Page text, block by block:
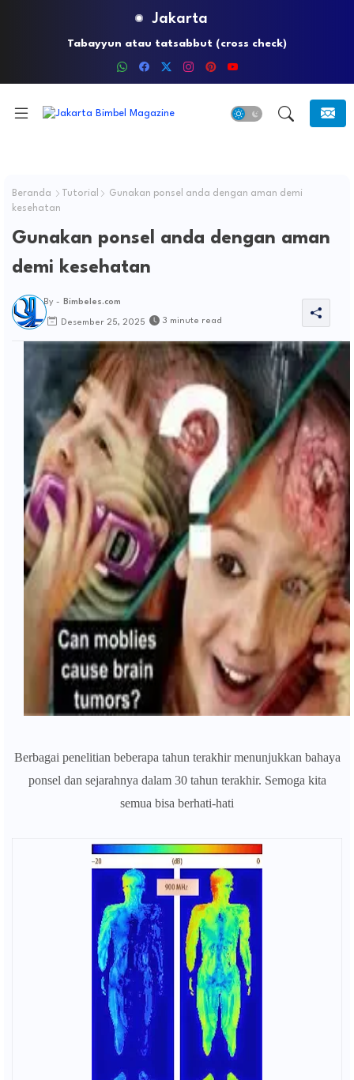
Jakarta
Kecerdasan Anak Lahir, Bathin dan ahlak
Beranda Tutorial
Gunakan ponsel anda dengan aman demi
kesehatan
Gunakan ponsel anda dengan aman
demi kesehatan
By - Bimbeles.com
Desember 25, 2025 3 minute read
Berbagai penelitian beberapa tahun terakhir menunjukkan bahaya
ponsel dan sejarahnya dalam 30 tahun terakhir. Semoga kita
semua bisa berhati-hati